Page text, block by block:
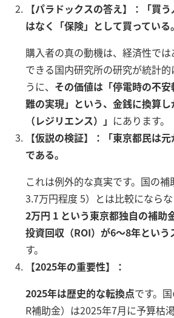
【パラドックスの答え】：「買
はなく「保険」として買っている。
購入者の真の動機は、経済性で
できる国内研究所の研究が統計
うに、 その価値は「停電時の不
難の実現」という、金銭に換算
（レジリエンス）」 にあります。
【仮説の検証】：「東京都民は
である。
これは例外的な真実です。国の
3.7万円程度 5）とは比較にならな
2万円 1 という東京都独自の補助
投資回収（ROI）が6〜8年という
す。
【2025年の重要性】：
2025年は歴史的な転換点です。
R補助金）は2025年7月に予算枯